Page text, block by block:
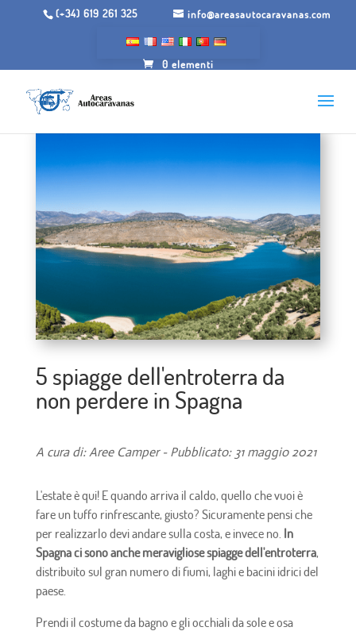
(+34) 619 261 325 info@areasautocaravanas.com
0 elementi
5 spiagge dell'entroterra da
non perdere in Spagna
A cura di: Aree Camper - Pubblicato: 31 maggio 2021
L'estate è qui! E quando arriva il caldo, quello che vuoi è
fare un tuffo rinfrescante, giusto? Sicuramente pensi che
per realizzarlo devi andare sulla costa, e invece no. In
Spagna ci sono anche meravigliose spiagge dell'entroterra,
distribuito sul gran numero di fiumi, laghi e bacini idrici del
paese.
Prendi il costume da bagno e gli occhiali da sole e osa